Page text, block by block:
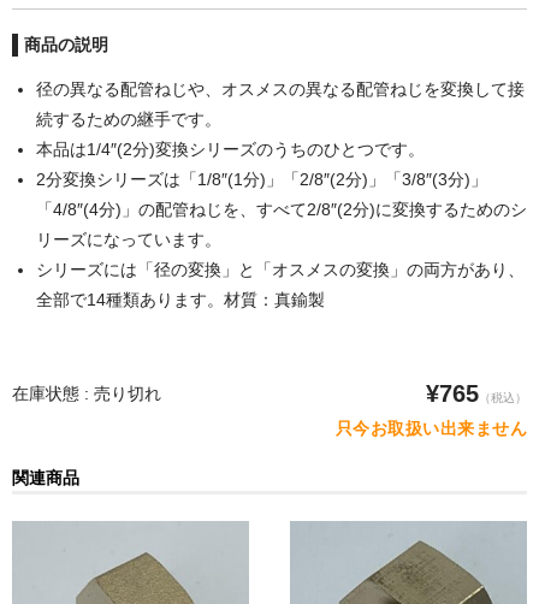
アルミ板
鉄板
ケミカルウッド
ペレット
POMプレート
オシロスコープ
ノギス・スライドカッター
工具
商品の説明
径の異なる配管ねじや、オスメスの異なる配管ねじを変換して接
続するための継手です。
本品は1/4″(2分)変換シリーズのうちのひとつです。
2分変換シリーズは「1/8″(1分)」「2/8″(2分)」「3/8″(3分)」
「4/8″(4分)」の配管ねじを、すべて2/8″(2分)に変換するためのシ
リーズになっています。
シリーズには「径の変換」と「オスメスの変換」の両方があり、
全部で14種類あります。材質：真鍮製
在庫状態 : 売り切れ ¥765 （税込）
只今お取扱い出来ません
関連商品